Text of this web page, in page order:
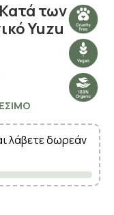
των
Yuzu
λάβετε δωρεάν